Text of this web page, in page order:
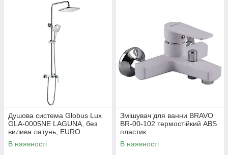
Душова система Globus Lux
GLA-0005NE LAGUNA, без
вилива латунь, EURO
В наявності
Змішувач для ванни BRAVO
BR-00-102 термостійкий ABS
пластик
В наявності